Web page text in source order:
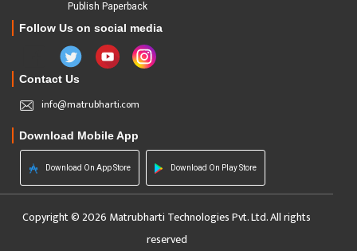
Publish Paperback
Follow Us on social media
Contact Us
info@matrubharti.com
Download Mobile App
Download On App Store Download On Play Store
Copyright © 2026 Matrubharti Technologies Pvt. Ltd. All rights
reserved